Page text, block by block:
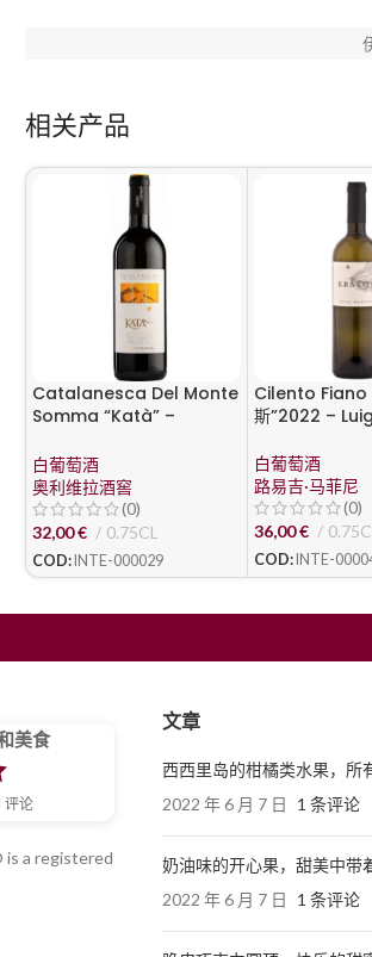
相关产品
Catalanesca Del Monte
Somma “Katà” –
白葡萄酒
奥利维拉酒窖
(0)
32,00€ 0.75CL
COD: INTE-000029
Cilento Fiano
斯”2022 –
白葡萄酒
路易吉·马菲尼
(0)
36,00€
COD: INTE-
美食
评论
is a registered
文章
西西里岛的柑橘类水果，所
2022 年 6 月 7 日 1 条评论
奶油味的开心果，甜美中带
2022 年 6 月 7 日 1 条评论